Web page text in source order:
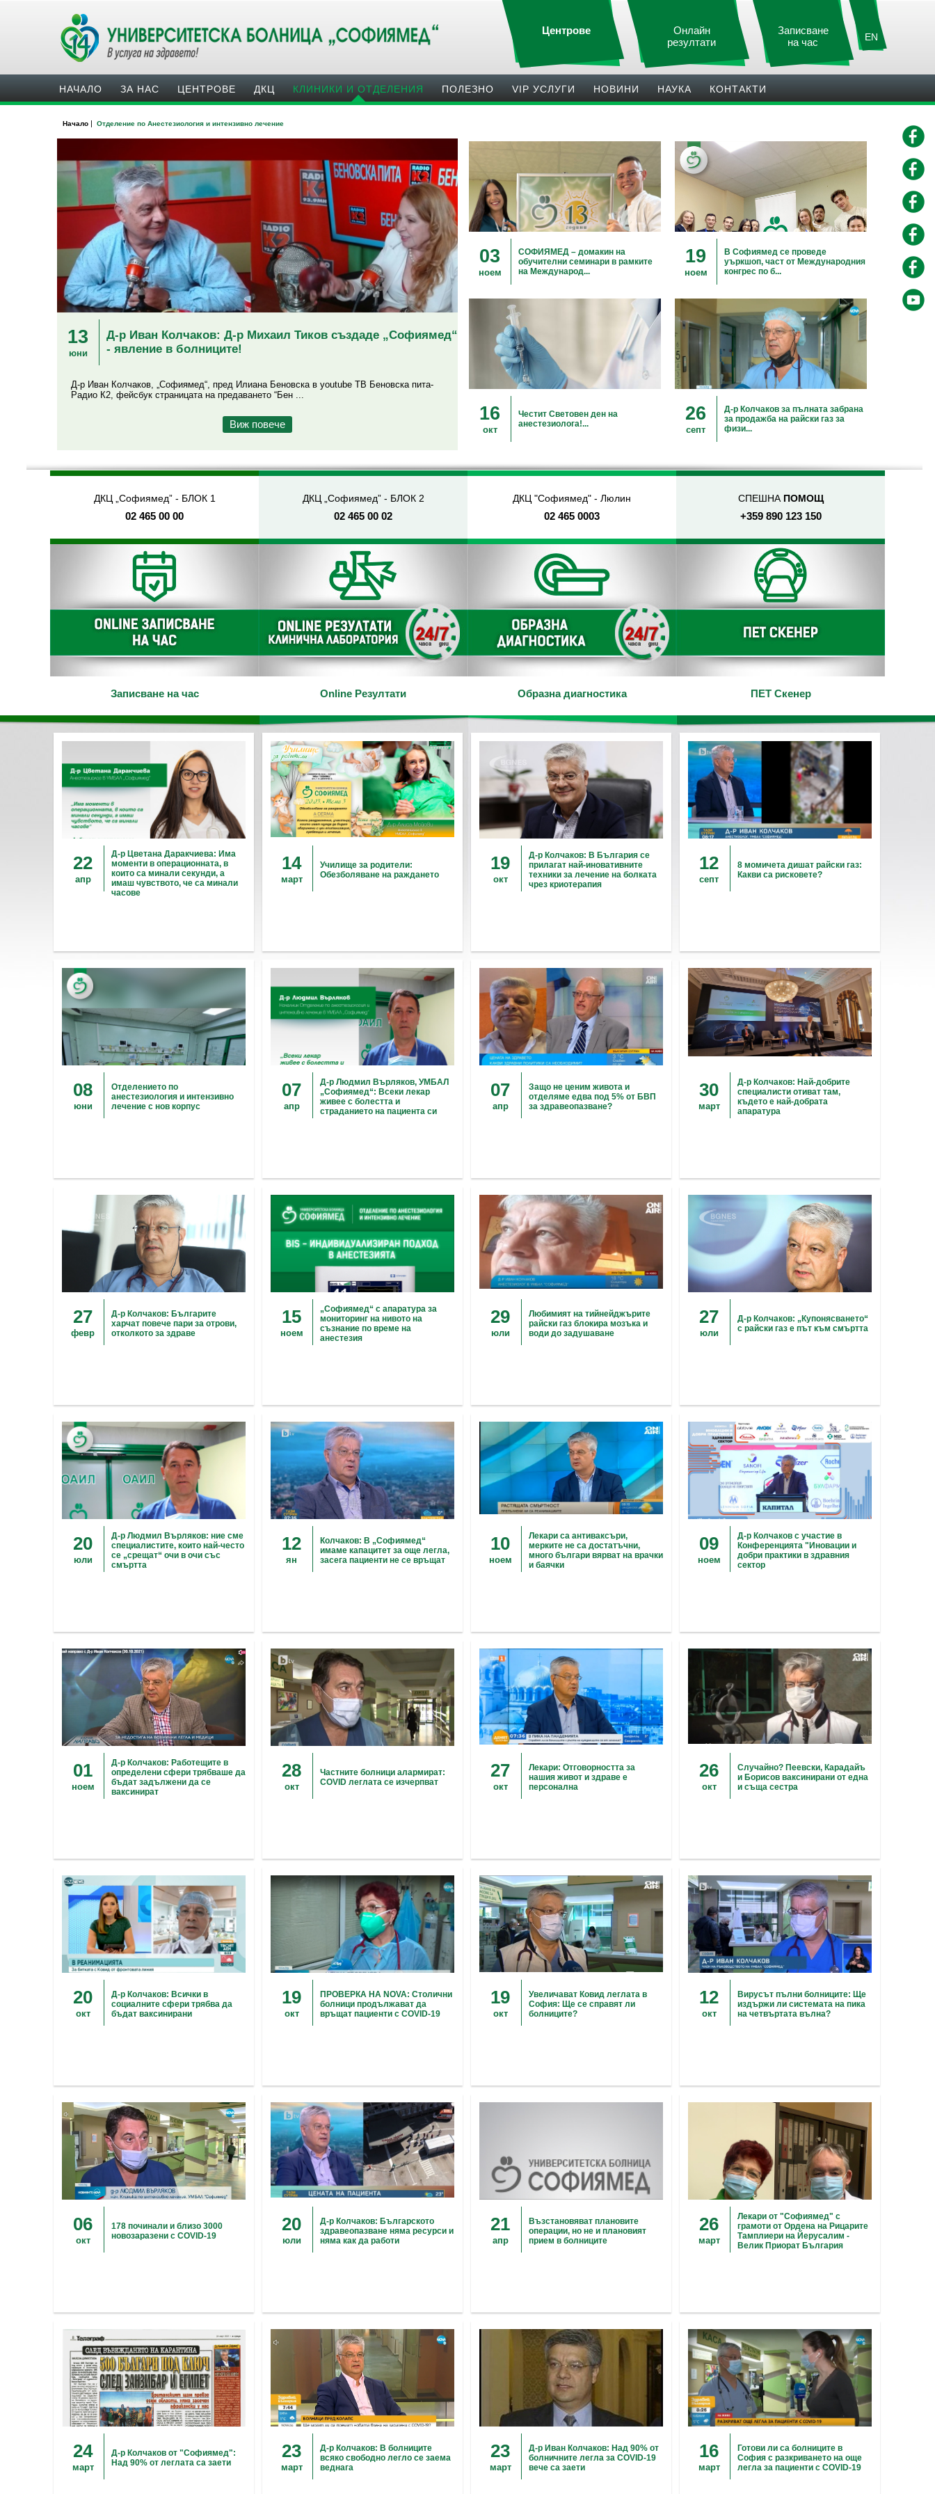
EN
Записване
на час
Онлайн
резултати
Центрове
НАЧАЛО ЗА НАС ЦЕНТРОВЕ ДКЦ КЛИНИКИ И ОТДЕЛЕНИЯ ПОЛЕЗНO VIP УСЛУГИ НОВИНИ НАУКА КОНТАКТИ
Начало | Отделение по Анестезиология и интензивно лечение
13
юни
Д-р Иван Колчаков: Д-р Михаил Тиков създаде „Софиямед“
- явление в болниците!
Д-р Иван Колчаков, „Софиямед“, пред Илиана Беновска в youtube ТВ Беновска пита-
Радио К2, фейсбук страницата на предаването “Бен ...
03
ноем
СОФИЯМЕД – домакин на
обучителни семинари в рамките
на Международ...
19
ноем
В Софиямед се проведе
уъркшоп, част от Международния
конгрес по б...
16
окт
Честит Световен ден на
анестезиолога!...
26
септ
Д-р Колчаков за пълната забрана
за продажба на райски газ за
физи...
ДКЦ „Софиямед” - БЛОК 1
02 465 00 00
ДКЦ „Софиямед” - БЛОК 2
02 465 00 02
ДКЦ "Софиямед" - Люлин
02 465 0003
СПЕШНА ПОМОЩ
+359 890 123 150
Записване на час Online Резултати Образна диагностика ПЕТ Скенер
22
апр
Д-р Цветана Даракчиева: Има
моменти в операционната, в
които са минали секунди, а
имаш чувството, че са минали
часове
14
март
Училище за родители:
Обезболяване на раждането
19
окт
Д-р Колчаков: В България се
прилагат най-иновативните
техники за лечение на болката
чрез криотерапия
12
септ
8 момичета дишат райски газ:
Какви са рисковете?
08
юни
Отделението по
анестезиология и интензивно
лечение с нов корпус
07
апр
Д-р Людмил Върляков, УМБАЛ
„Софиямед“: Всеки лекар
живее с болестта и
страданието на пациента си
07
апр
Защо не ценим живота и
отделяме едва под 5% от БВП
за здравеопазване?
30
март
Д-р Колчаков: Най-добрите
специалисти отиват там,
където е най-добрата
апаратура
27
февр
Д-р Колчаков: Българите
харчат повече пари за отрови,
отколкото за здраве
15
ноем
„Софиямед“ с апаратура за
мониторинг на нивото на
съзнание по време на
анестезия
29
юли
Любимият на тийнейджърите
райски газ блокира мозъка и
води до задушаване
27
юли
Д-р Колчаков: „Купонясването“
с райски газ е път към смъртта
20
юли
Д-р Людмил Върляков: ние сме
специалистите, които най-често
се „срещат“ очи в очи със
смъртта
12
ян
Колчаков: В „Софиямед“
имаме капацитет за още легла,
засега пациенти не се връщат
10
ноем
Лекари са антиваксъри,
мерките не са достатъчни,
много българи вярват на врачки
и баячки
09
ноем
Д-р Колчаков с участие в
Конференцията "Иновации и
добри практики в здравния
сектор
01
ноем
Д-р Колчаков: Работещите в
определени сфери трябваше да
бъдат задължени да се
ваксинират
28
окт
Частните болници алармират:
COVID леглата се изчерпват
27
окт
Лекари: Отговорността за
нашия живот и здраве е
персонална
26
окт
Случайно? Пеевски, Карадайъ
и Борисов ваксинирани от една
и съща сестра
20
окт
Д-р Колчаков: Всички в
социалните сфери трябва да
бъдат ваксинирани
19
окт
ПРОВЕРКА НА NOVA: Столични
болници продължават да
връщат пациенти с COVID-19
19
окт
Увеличават Ковид леглата в
София: Ще се справят ли
болниците?
12
окт
Вирусът пълни болниците: Ще
издържи ли системата на пика
на четвъртата вълна?
06
окт
178 починали и близо 3000
новозаразени с COVID-19
20
юли
Д-р Колчаков: Българското
здравеопазване няма ресурси и
няма как да работи
21
апр
Възстановяват плановите
операции, но не и плановият
прием в болниците
26
март
Лекари от "Софиямед" с
грамоти от Ордена на Рицарите
Тамплиери на Йерусалим -
Велик Приорат България
24
март
Д-р Колчаков от "Софиямед":
Над 90% от леглата са заети
23
март
Д-р Колчаков: В болниците
всяко свободно легло се заема
веднага
23
март
Д-р Иван Колчаков: Над 90% от
болничните легла за COVID-19
вече са заети
16
март
Готови ли са болниците в
София с разкриването на още
легла за пациенти с COVID-19